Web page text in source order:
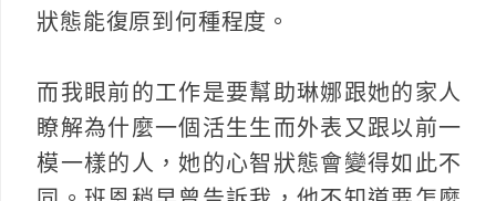
狀態能復原到何種程度。
而我眼前的工作是要幫助琳娜跟她的家人
瞭解為什麼一個活生生而外表又跟以前一
模一樣的人，她的心智狀態會變得如此不